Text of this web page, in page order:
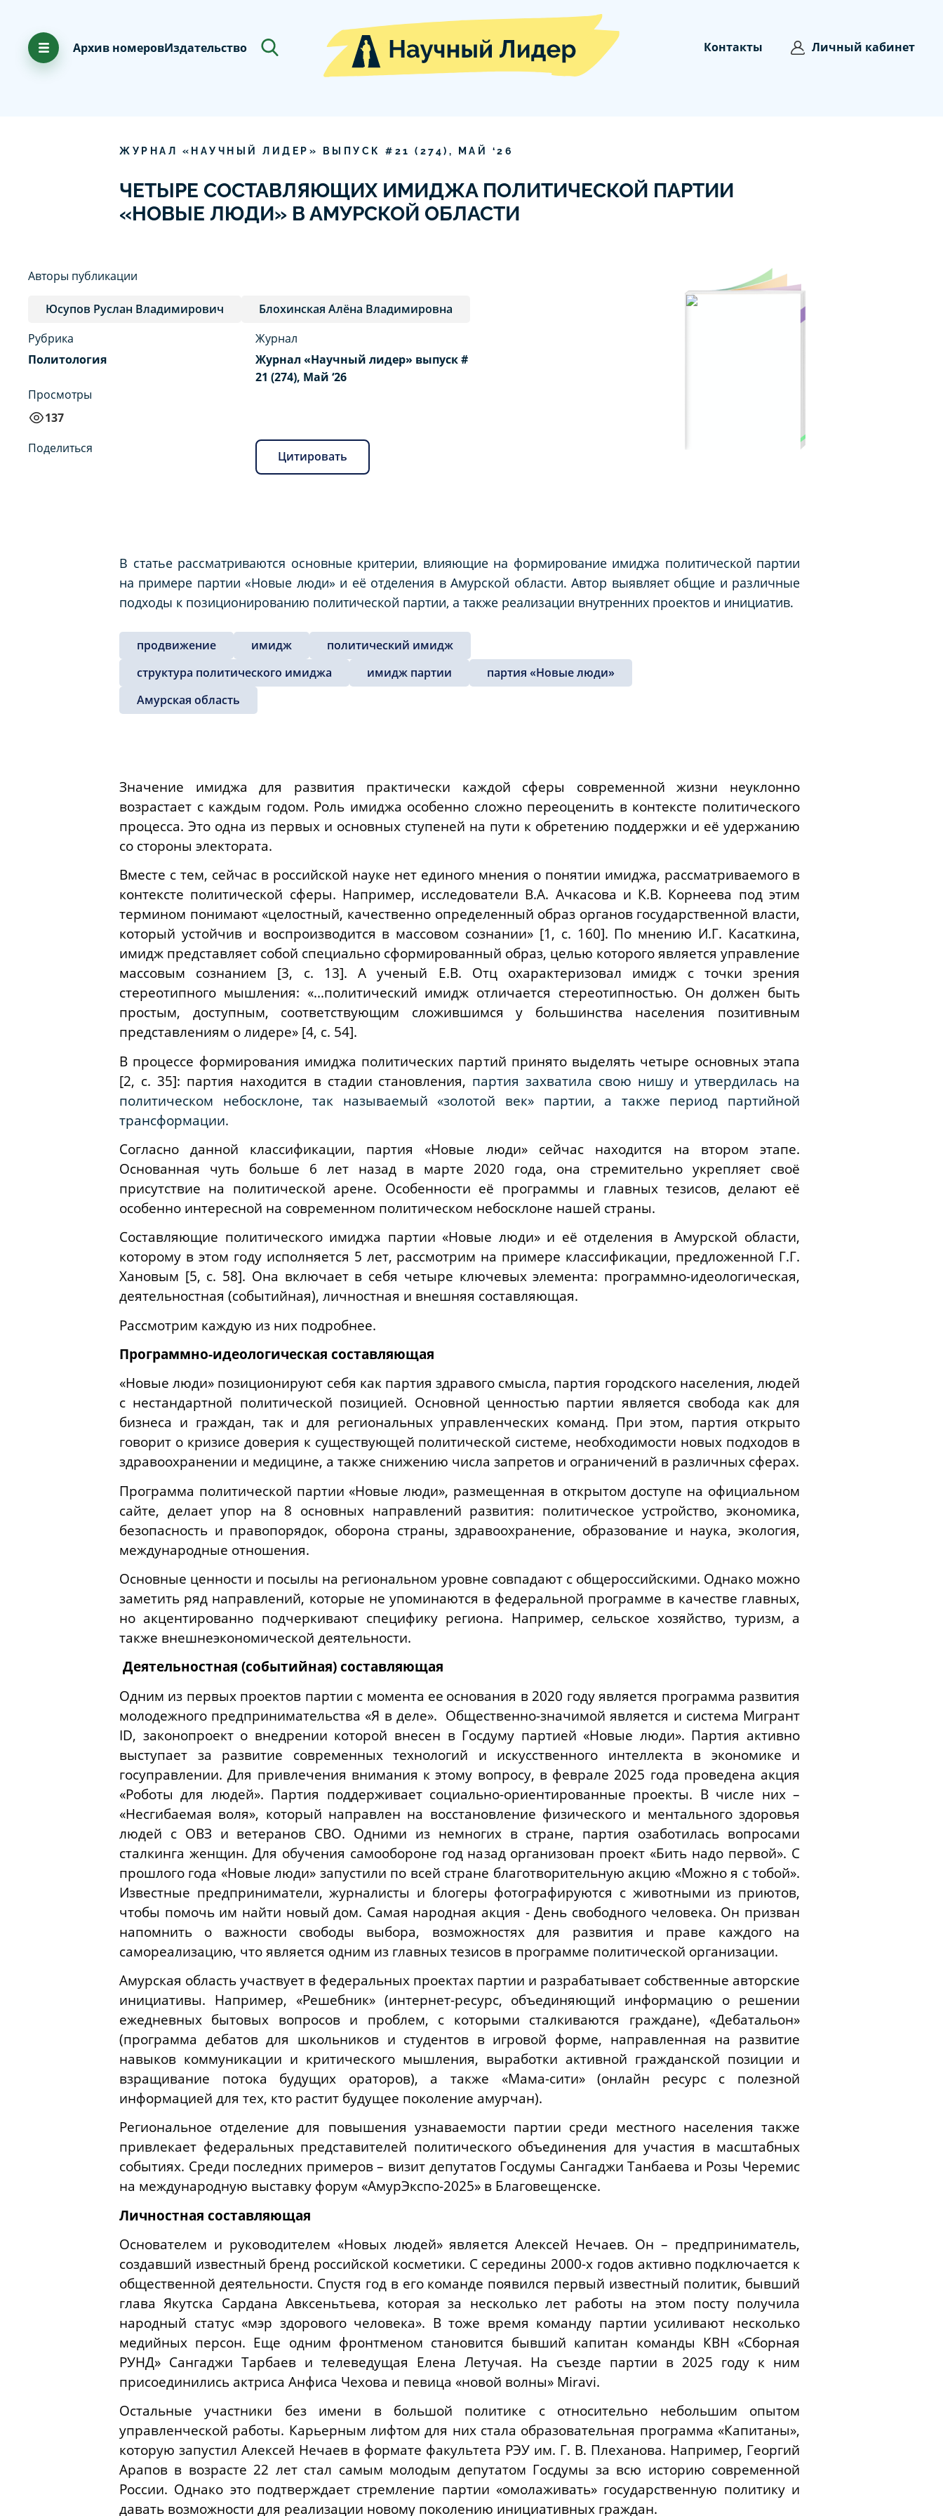
Архив номеровИздательство Контакты Личный кабинет
ЖУРНАЛ «НАУЧНЫЙ ЛИДЕР» ВЫПУСК # 21 ( 274), МАЙ ‘26
ЧЕТЫРЕ СОСТАВЛЯЮЩИХ ИМИДЖА ПОЛИТИЧЕСКОЙ ПАРТИИ
«НОВЫЕ ЛЮДИ» В АМУРСКОЙ ОБЛАСТИ
Авторы публикации
Юсупов Руслан Владимирович
Блохинская Алёна Владимировна
Рубрика
Политология
Просмотры
137
Журнал
Журнал «Научный лидер» выпуск #
21 (274), Май ‘26
Поделиться
Цитировать
В статье рассматриваются основные критерии, влияющие на формирование имиджа политической партии
на примере партии «Новые люди» и её отделения в Амурской области. Автор выявляет общие и различные
подходы к позиционированию политической партии, а также реализации внутренних проектов и инициатив.
продвижение имидж
политический имидж
структура политического имиджа
имидж партии
партия «Новые люди»
Амурская область
Значение имиджа для развития практически каждой сферы современной жизни неуклонно
возрастает с каждым годом. Роль имиджа особенно сложно переоценить в контексте политического
процесса. Это одна из первых и основных ступеней на пути к обретению поддержки и её удержанию
со стороны электората.
Вместе с тем, сейчас в российской науке нет единого мнения о понятии имиджа, рассматриваемого в
контексте политической сферы. Например, исследователи В.А. Ачкасова и К.В. Корнеева под этим
термином понимают «целостный, качественно определенный образ органов государственной власти,
который устойчив и воспроизводится в массовом сознании» [1, с. 160]. По мнению И.Г. Касаткина,
имидж представляет собой специально сформированный образ, целью которого является управление
массовым сознанием [3, с. 13]. А ученый Е.В. Отц охарактеризовал имидж с точки зрения
стереотипного мышления: «...политический имидж отличается стереотипностью. Он должен быть
простым, доступным, соответствующим сложившимся у большинства населения позитивным
представлениям о лидере» [4, с. 54].
В процессе формирования имиджа политических партий принято выделять четыре основных этапа
[2, с. 35]: партия находится в стадии становления, партия захватила свою нишу и утвердилась на
политическом небосклоне, так называемый «золотой век» партии, а также период партийной
трансформации.
Согласно данной классификации, партия «Новые люди» сейчас находится на втором этапе.
Основанная чуть больше 6 лет назад в марте 2020 года, она стремительно укрепляет своё
присутствие на политической арене. Особенности её программы и главных тезисов, делают её
особенно интересной на современном политическом небосклоне нашей страны.
Составляющие политического имиджа партии «Новые люди» и её отделения в Амурской области,
которому в этом году исполняется 5 лет, рассмотрим на примере классификации, предложенной Г.Г.
Хановым [5, с. 58]. Она включает в себя четыре ключевых элемента: программно-идеологическая,
деятельностная (событийная), личностная и внешняя составляющая.
Рассмотрим каждую из них подробнее.
Программно-идеологическая составляющая
«Новые люди» позиционируют себя как партия здравого смысла, партия городского населения, людей
с нестандартной политической позицией. Основной ценностью партии является свобода как для
бизнеса и граждан, так и для региональных управленческих команд. При этом, партия открыто
говорит о кризисе доверия к существующей политической системе, необходимости новых подходов в
здравоохранении и медицине, а также снижению числа запретов и ограничений в различных сферах.
Программа политической партии «Новые люди», размещенная в открытом доступе на официальном
сайте, делает упор на 8 основных направлений развития: политическое устройство, экономика,
безопасность и правопорядок, оборона страны, здравоохранение, образование и наука, экология,
международные отношения.
Основные ценности и посылы на региональном уровне совпадают с общероссийскими. Однако можно
заметить ряд направлений, которые не упоминаются в федеральной программе в качестве главных,
но акцентированно подчеркивают специфику региона. Например, сельское хозяйство, туризм, а
также внешнеэкономической деятельности.
Деятельностная (событийная) составляющая
Одним из первых проектов партии с момента ее основания в 2020 году является программа развития
молодежного предпринимательства «Я в деле». Общественно-значимой является и система Мигрант
ID, законопроект о внедрении которой внесен в Госдуму партией «Новые люди». Партия активно
выступает за развитие современных технологий и искусственного интеллекта в экономике и
госуправлении. Для привлечения внимания к этому вопросу, в феврале 2025 года проведена акция
«Роботы для людей». Партия поддерживает социально-ориентированные проекты. В числе них –
«Несгибаемая воля», который направлен на восстановление физического и ментального здоровья
людей с ОВЗ и ветеранов СВО. Одними из немногих в стране, партия озаботилась вопросами
сталкинга женщин. Для обучения самообороне год назад организован проект «Бить надо первой». С
прошлого года «Новые люди» запустили по всей стране благотворительную акцию «Можно я с тобой».
Известные предприниматели, журналисты и блогеры фотографируются с животными из приютов,
чтобы помочь им найти новый дом. Самая народная акция - День свободного человека. Он призван
напомнить о важности свободы выбора, возможностях для развития и праве каждого на
самореализацию, что является одним из главных тезисов в программе политической организации.
Амурская область участвует в федеральных проектах партии и разрабатывает собственные авторские
инициативы. Например, «Решебник» (интернет-ресурс, объединяющий информацию о решении
ежедневных бытовых вопросов и проблем, с которыми сталкиваются граждане), «Дебатальон»
(программа дебатов для школьников и студентов в игровой форме, направленная на развитие
навыков коммуникации и критического мышления, выработки активной гражданской позиции и
взращивание потока будущих ораторов), а также «Мама-сити» (онлайн ресурс с полезной
информацией для тех, кто растит будущее поколение амурчан).
Региональное отделение для повышения узнаваемости партии среди местного населения также
привлекает федеральных представителей политического объединения для участия в масштабных
событиях. Среди последних примеров – визит депутатов Госдумы Сангаджи Танбаева и Розы Черемис
на международную выставку форум «АмурЭкспо-2025» в Благовещенске.
Личностная составляющая
Основателем и руководителем «Новых людей» является Алексей Нечаев. Он – предприниматель,
создавший известный бренд российской косметики. С середины 2000-х годов активно подключается к
общественной деятельности. Спустя год в его команде появился первый известный политик, бывший
глава Якутска Сардана Авксеньтьева, которая за несколько лет работы на этом посту получила
народный статус «мэр здорового человека». В тоже время команду партии усиливают несколько
медийных персон. Еще одним фронтменом становится бывший капитан команды КВН «Сборная
РУНД» Сангаджи Тарбаев и телеведущая Елена Летучая. На съезде партии в 2025 году к ним
присоединились актриса Анфиса Чехова и певица «новой волны» Miravi.
Остальные участники без имени в большой политике с относительно небольшим опытом
управленческой работы. Карьерным лифтом для них стала образовательная программа «Капитаны»,
которую запустил Алексей Нечаев в формате факультета РЭУ им. Г. В. Плеханова. Например, Георгий
Арапов в возрасте 22 лет стал самым молодым депутатом Госдумы за всю историю современной
России. Однако это подтверждает стремление партии «омолаживать» государственную политику и
давать возможности для реализации новому поколению инициативных граждан.